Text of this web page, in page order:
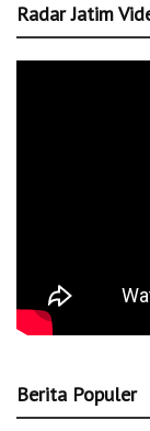
Radar Jatim
Berita Populer